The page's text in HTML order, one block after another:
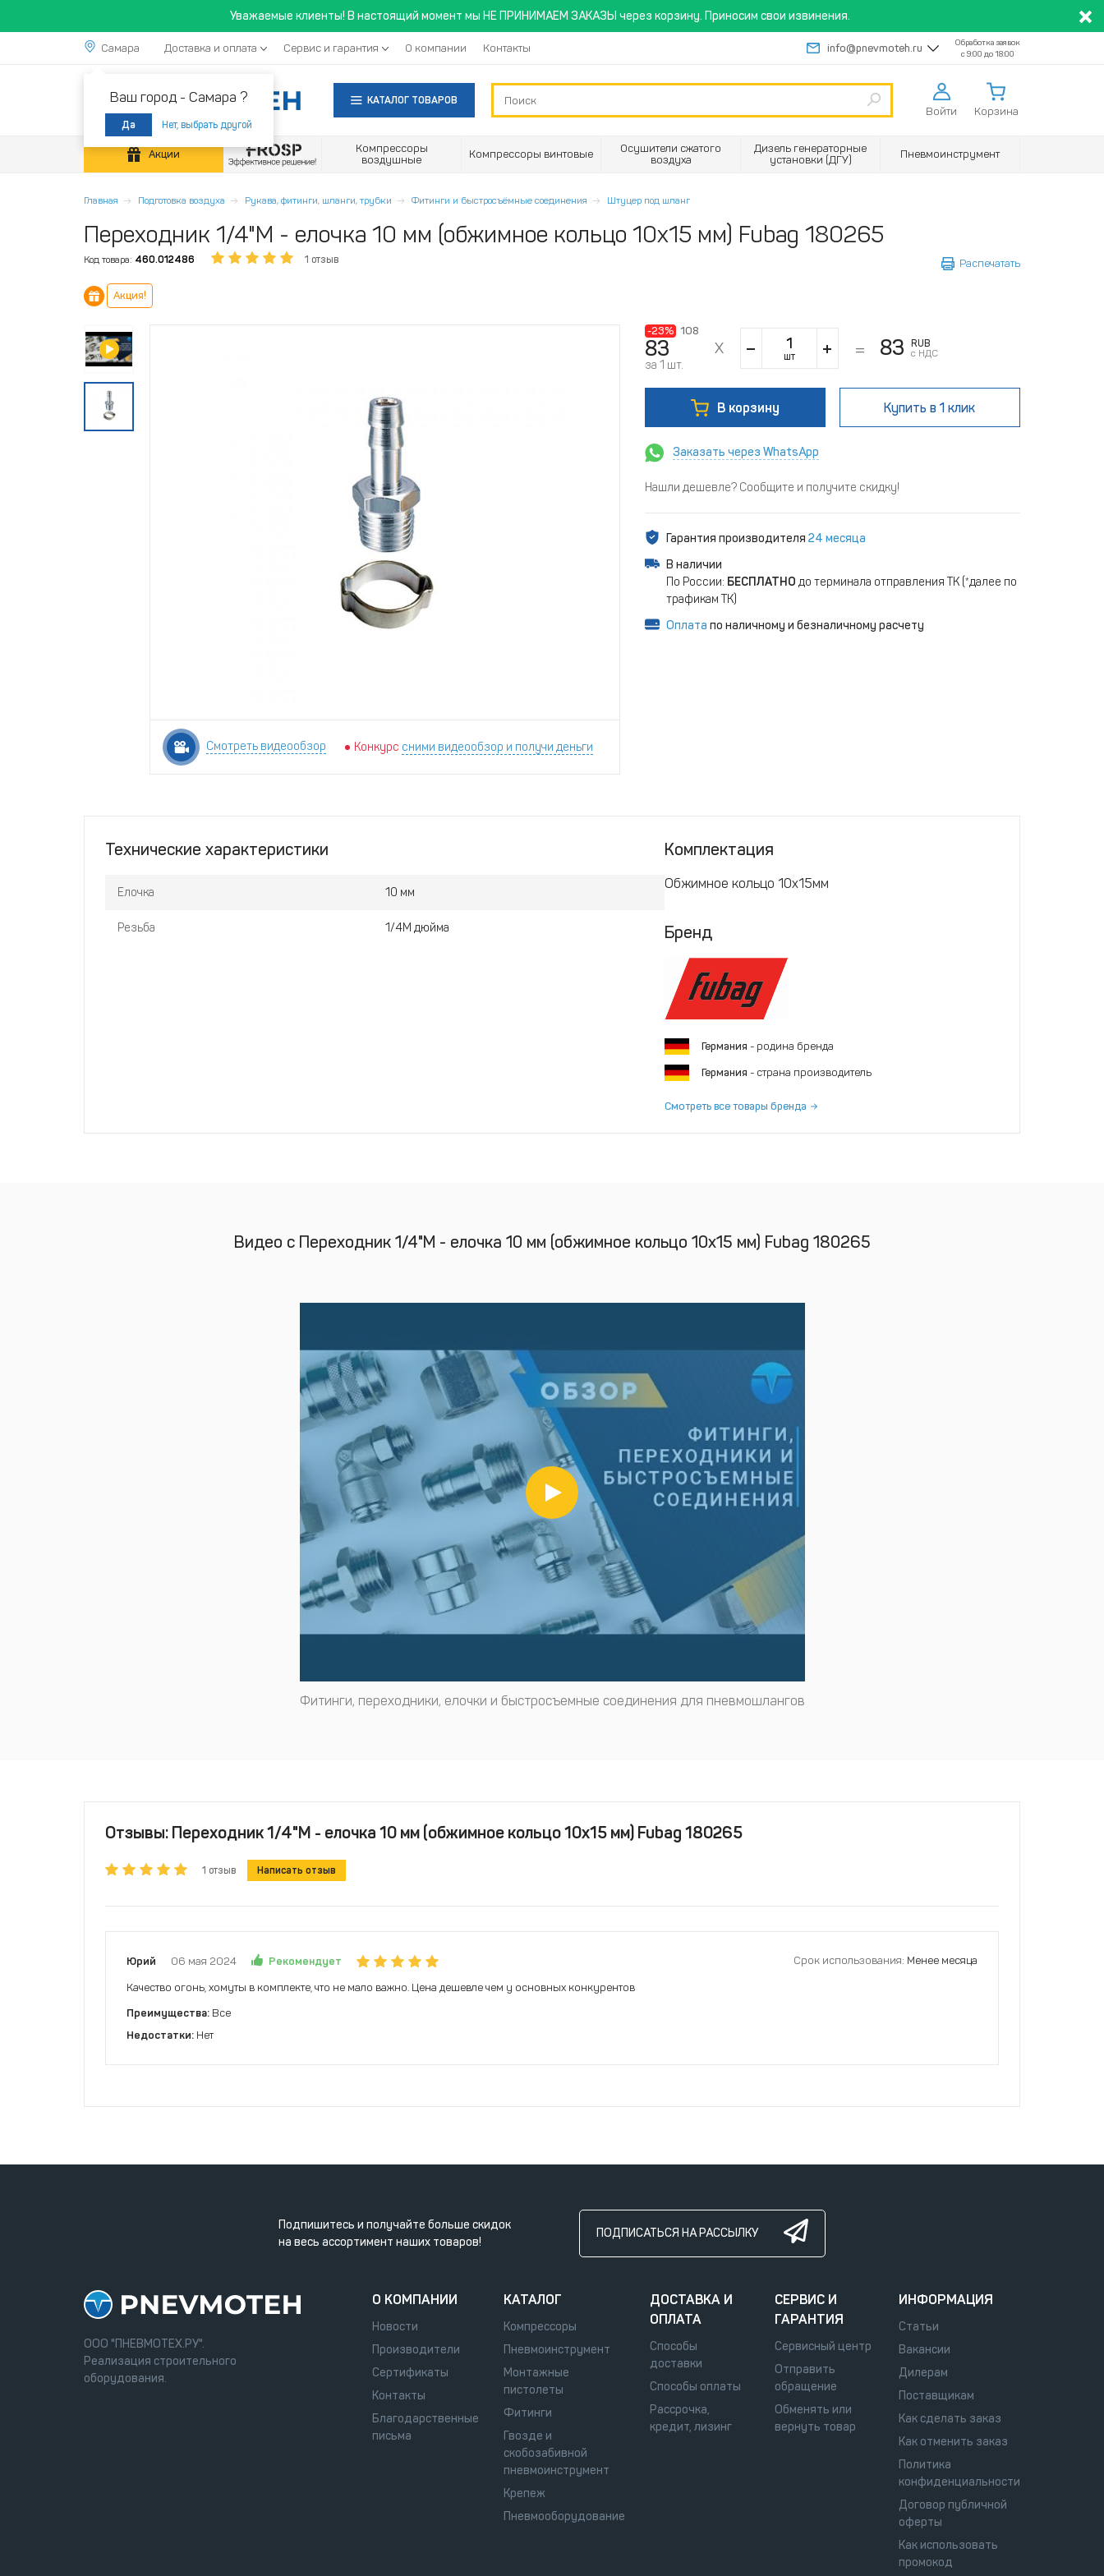
Уважаемые клиенты! В настоящий момент мы НЕ ПРИНИМАЕМ ЗАКАЗЫ через корзину. Приносим свои извинения.
Самара
Ваш город - Самара ?
Да Нет, выбрать другой
Доставка и оплата Сервис и гарантия О компании Контакты info@pnevmoteh.ru
Обработка заявок
с 9:00 до 18:00
КАТАЛОГ ТОВАРОВ
Войти Корзина
Акции
Компрессоры
воздушные
Компрессоры винтовые
Осушители сжатого
воздуха
Дизель генераторные
установки (ДГУ)
Пневмоинструмент
Главная Подготовка воздуха Рукава, фитинги, шланги, трубки Фитинги и быстросъёмные соединения Штуцер под шланг
Переходник 1/4"M - елочка 10 мм (обжимное кольцо 10х15 мм) Fubag 180265
Код товара: 460.012486 1 отзыв Распечатать
Акция!
Смотреть видеообзор Конкурс сними видеообзор и получи деньги
-23% 108
83
за 1 шт.
шт 83
RUB
с НДС
В корзину Купить в 1 клик
Заказать через WhatsApp
Нашли дешевле? Сообщите и получите скидку!
Гарантия производителя 24 месяца
В наличии
По России: БЕСПЛАТНО до терминала отправления ТК (*далее по
трафикам ТК)
Оплата по наличному и безналичному расчету
Технические характеристики
Елочка 10 мм
Резьба 1/4M дюйма
Комплектация
Обжимное кольцо 10х15мм
Бренд
Германия - родина бренда
Германия - страна производитель
Смотреть все товары бренда
Видео с Переходник 1/4"M - елочка 10 мм (обжимное кольцо 10х15 мм) Fubag 180265
Фитинги, переходники, елочки и быстросъемные соединения для пневмошлангов
Отзывы: Переходник 1/4"M - елочка 10 мм (обжимное кольцо 10х15 мм) Fubag 180265
1 отзыв Написать отзыв
Юрий 06 мая 2024 Рекомендует Срок использования: Менее месяца
Качество огонь, хомуты в комплекте, что не мало важно. Цена дешевле чем у основных конкурентов
Преимущества: Все
Недостатки: Нет
Подпишитесь и получайте больше скидок
на весь ассортимент наших товаров!
ПОДПИСАТЬСЯ НА РАССЫЛКУ
ООО "ПНЕВМОТЕХ.РУ".
Реализация строительного
оборудования.
О КОМПАНИИ
Новости
Производители
Сертификаты
Контакты
Благодарственные
письма
КАТАЛОГ
Компрессоры
Пневмоинструмент
Монтажные
пистолеты
Фитинги
Гвозде и
скобозабивной
пневмоинструмент
Крепеж
Пневмооборудование
ДОСТАВКА И
ОПЛАТА
Способы
доставки
Способы оплаты
Рассрочка,
кредит, лизинг
СЕРВИС И
ГАРАНТИЯ
Сервисный центр
Отправить
обращение
Обменять или
вернуть товар
ИНФОРМАЦИЯ
Статьи
Вакансии
Дилерам
Поставщикам
Как сделать заказ
Как отменить заказ
Политика
конфиденциальности
Договор публичной
оферты
Как использовать
промокод